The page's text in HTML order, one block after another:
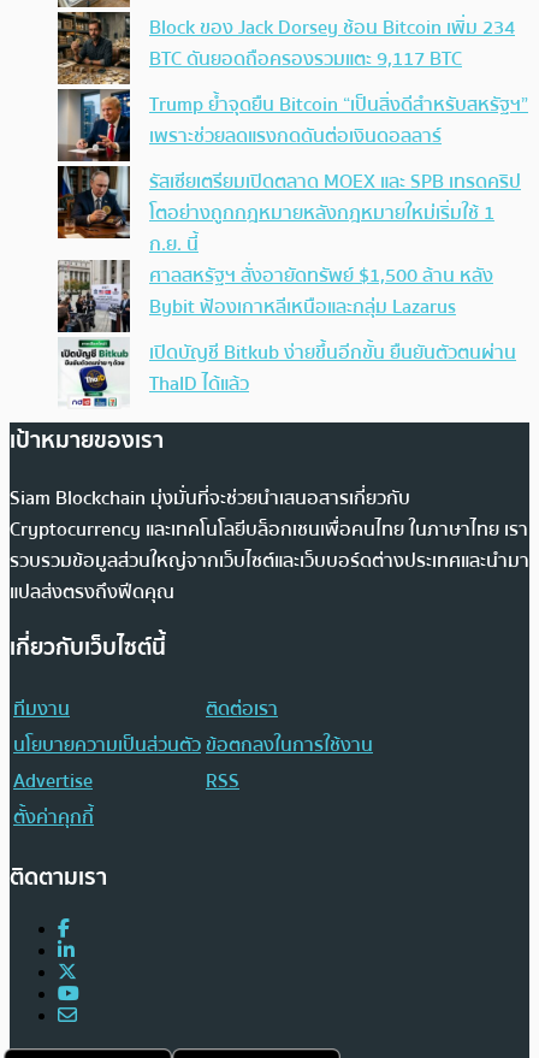
Block ของ Jack Dorsey ช้อน Bitcoin เพิ่ม 234
BTC ดันยอดถือครองรวมแตะ 9,117 BTC
Trump ย้ำจุดยืน Bitcoin “เป็นสิ่งดีสำหรับสหรัฐฯ”
เพราะช่วยลดแรงกดดันต่อเงินดอลลาร์
รัสเซียเตรียมเปิดตลาด MOEX และ SPB เทรดคริป
โตอย่างถูกกฎหมายหลังกฎหมายใหม่เริ่มใช้ 1
ก.ย. นี้
ศาลสหรัฐฯ สั่งอายัดทรัพย์ $1,500 ล้าน หลัง
Bybit ฟ้องเกาหลีเหนือและกลุ่ม Lazarus
เปิดบัญชี Bitkub ง่ายขึ้นอีกขั้น ยืนยันตัวตนผ่าน
ThaID ได้แล้ว
เป้าหมายของเรา
Siam Blockchain มุ่งมั่นที่จะช่วยนำเสนอสารเกี่ยวกับ
Cryptocurrency และเทคโนโลยีบล็อกเชนเพื่อคนไทย ในภาษาไทย เรา
รวบรวมข้อมูลส่วนใหญ่จากเว็บไซต์และเว็บบอร์ดต่างประเทศและนำมา
แปลส่งตรงถึงฟีดคุณ
เกี่ยวกับเว็บไซต์นี้
ทีมงาน
ติดต่อเรา
นโยบายความเป็นส่วนตัวข้อตกลงในการใช้งาน
Advertise
RSS
ตั้งค่าคุกกี้
ติดตามเรา